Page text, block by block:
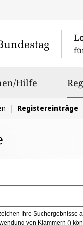
Hilfe
Registereinträge
Ihre Suchergebnisse
von Klammern ()